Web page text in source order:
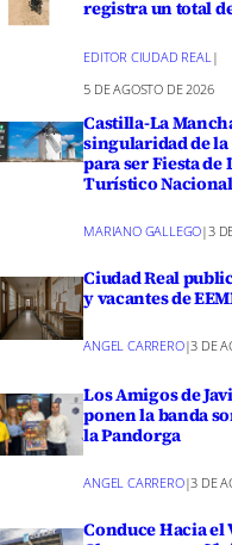
registra un total
EDITOR CIUDAD REAL |
5 DE AGOSTO DE 2026
Castilla-La
singularidad de
para ser Fiesta de
Turístico Nacional
MARIANO GALLEGO|3
Ciudad Real
y vacantes de
ANGEL CARRERO|3 DE
Los Amigos de
ponen la banda
la Pandorga
ANGEL CARRERO|3 DE
Conduce Hacia el